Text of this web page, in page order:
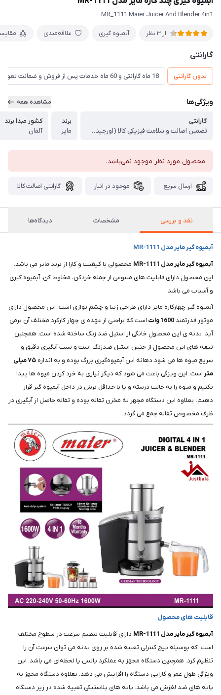
MR_1111 Maier Juicer And Blender 4in1
از 3 نظر آبمیوه گیری علاقه‌مندی
گارانتی
بدون گارانتی 18 ماه گارانتی و 60 ماه خدمات پس از فروش و ضمانت تعویض
ویژگی‌ها مشاهده همه
گارانتی
تضمین اصالت و سلامت فیزیکی کالا (اورجینال)
برند
مایر
کشور مبدا برند
آلمان
محصول مورد نظر موجود نمی‌باشد.
ارسال سریع موجود در انبار گارانتی اصالت کالا
نقد و بررسی مشخصات دیدگاه‌ها
آبمیوه گیر مایر مدل MR-1111
آبمیوه گیر مایر مدل MR-1111
محصولی با کیفیت و کارا از برند مایر می باشد.
این محصول دارای قابلیت های متنوعی از جمله خردکن، مخلوط کن، آبمیوه گیری
و آسیاب می باشد.
آبمیوه گیر چهارکاره مایر دارای طراحی زیبا و چشم نوازی است. این محصول دارای
موتور قدرتمند1600وات است که براحتی از عهده ی چهار کارکرد مختلف آن برمی
آید. بدنه ی این محصول خانگی از استیل ضد زنگ ساخته شده است. همچنین
تیغه‌ های این محصول از جنس استیل ضدزنگ است و سبب آبگیری دقیق و
سریع میوه ها می شود.دهانه‌ این آبمیوه‌گیری بزرگ بوده و به اندازه ۷۵میلی
متر است. این ویژگی باعث می شود که دیگر نیازی به خرد کردن میوه ها پیدا
نکنیم و میوه را به حالت درسته و یا با حداقل برش در داخل آبمیوه گیر قرار
دهیم. بعلاوه این دستگاه مجهز به مخزن تفاله بوده و تفاله‌ حاصل از آبگیری در
ظرف مخصوص تفاله جمع‌ می گردد.
قابلیت های محصول
آبمیوه گیر مایر مدل MR-1111
دارای قابلیت تنظیم سرعت در سطوح مختلف
است. که بوسیله پیچ کنترلی تعبیه شده بر روی بدنه می توان سرعت آن را
تنظیم کرد. همچنین دستگاه مجهز به عملکرد پالس یا لحظه‌ای می باشد. این
ویژگی طول عمر و کارایی دستگاه را افزایش می دهد. بعلاوه دستگاه مجهز به
پایه های ضد لغزش می باشد. پایه های پلاستیکی تعبیه شده در زیر دستگاه